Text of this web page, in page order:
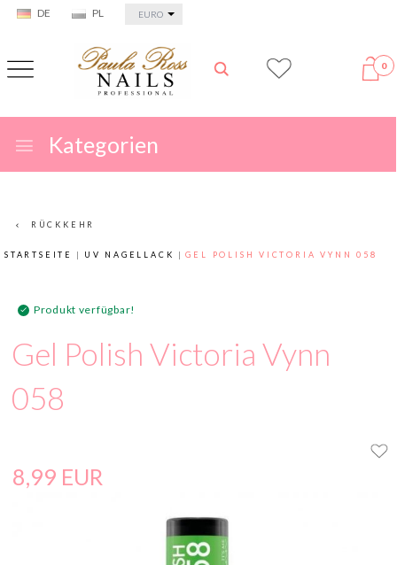
DE PL currency_h
EURO
0
Kategorien
RÜCKKEHR
STARTSEITE UV NAGELLACK GEL POLISH VICTORIA VYNN 058
Produkt verfügbar!
Gel Polish Victoria Vynn
058
8,99 EUR